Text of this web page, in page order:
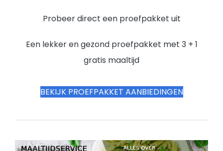
Probeer direct een proefpakket uit
Een lekker en gezond proefpakket met 3 + 1
gratis maaltijd
BEKIJK PROEFPAKKET AANBIEDINGEN